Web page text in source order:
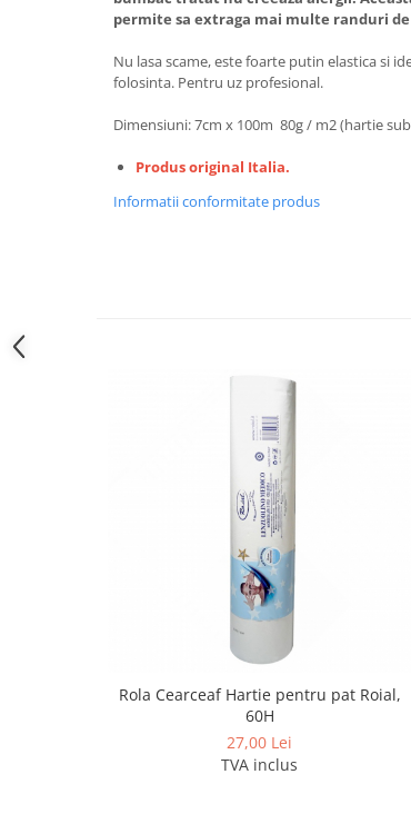
permite sa extraga mai multe randuri
Nu lasa scame, este foarte putin elastica si
folosinta. Pentru uz profesional.
Dimensiuni: 7cm x 100m 80g / m2 (hartie
Produs original Italia.
Informatii conformitate produs
Rola Cearceaf Hartie pentru pat Roial,
60H
27,00 Lei
TVA inclus